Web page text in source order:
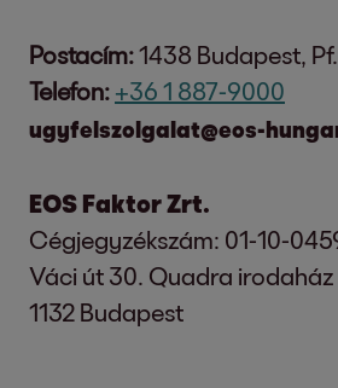
Postacím:1438 Budapest,
Telefon: +36 1 887-9000
ugyfelszolgalat@eos-
EOS Faktor Zrt.
Cégjegyzékszám: 01-10-
Váci út 30. Quadra irodaház
1132 Budapest